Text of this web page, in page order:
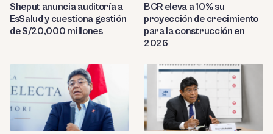
Sheput anuncia auditoría a
EsSalud y cuestiona gestión
de S/20,000 millones
BCR eleva a 10% su
proyección de crecimiento
para la construcción en
2026